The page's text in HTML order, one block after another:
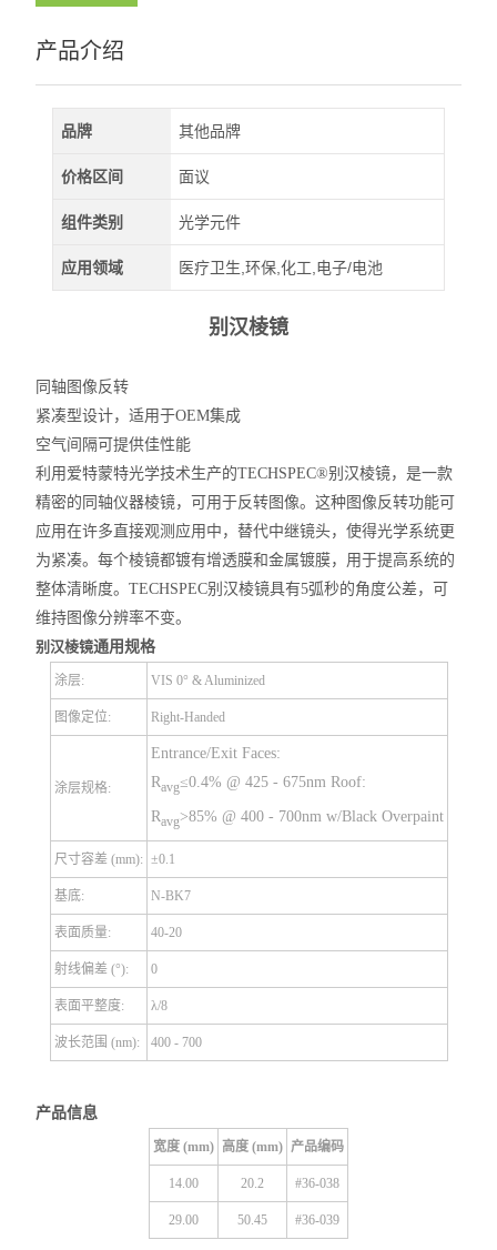
产品介绍
品牌 其他品牌
价格区间 面议
组件类别 光学元件
应用领域 医疗卫生,环保,化工,电子/电池
别汉棱镜
同轴图像反转
紧凑型设计，适用于OEM集成
空气间隔可提供佳性能
利用爱特蒙特光学技术生产的TECHSPEC®别汉棱镜，是一款
精密的同轴仪器棱镜，可用于反转图像。这种图像反转功能可
应用在许多直接观测应用中，替代中继镜头，使得光学系统更
为紧凑。每个棱镜都镀有增透膜和金属镀膜，用于提高系统的
整体清晰度。TECHSPEC别汉棱镜具有5弧秒的角度公差，可
维持图像分辨率不变。
别汉棱镜通用规格
涂层: VIS 0° & Aluminized
图像定位: Right-Handed
涂层规格:
Entrance/Exit Faces:
Ravg≤0.4% @ 425 - 675nm Roof:
Ravg>85% @ 400 - 700nm w/Black Overpaint
尺寸容差 (mm): ±0.1
基底: N-BK7
表面质量: 40-20
射线偏差 (°): 0
表面平整度: λ/8
波长范围 (nm): 400 - 700
产品信息
宽度 (mm) 高度 (mm) 产品编码
14.00 20.2 #36-038
29.00 50.45 #36-039